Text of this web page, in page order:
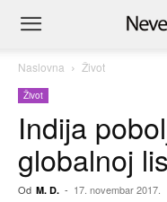
Naslovna Život
Život
Indija
globalnoj
Od M. D. - 17. novembar 2017.